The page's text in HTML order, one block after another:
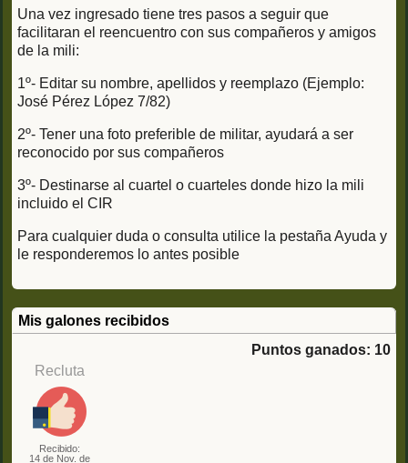
Una vez ingresado tiene tres pasos a seguir que
facilitaran el reencuentro con sus compañeros y amigos
de la mili:
1º- Editar su nombre, apellidos y reemplazo (Ejemplo:
José Pérez López 7/82)
2º- Tener una foto preferible de militar, ayudará a ser
reconocido por sus compañeros
3º- Destinarse al cuartel o cuarteles donde hizo la mili
incluido el CIR
Para cualquier duda o consulta utilice la pestaña Ayuda y
le responderemos lo antes posible
Mis galones recibidos
Puntos ganados: 10
Recluta
Recibido:
14 de Nov. de